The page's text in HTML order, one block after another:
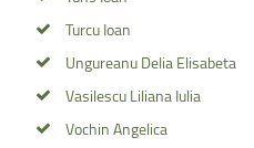
Turcu Ioan
Ungureanu Delia Elisabeta
Vasilescu Liliana Iulia
Vochin Angelica